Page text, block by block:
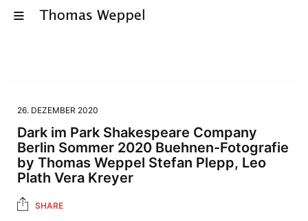
26. DEZEMBER 2020
Dark im Park Shakespeare Company
Berlin Sommer 2020 Buehnen-Fotografie
by Thomas Weppel Stefan Plepp, Leo
Plath Vera Kreyer
SHARE